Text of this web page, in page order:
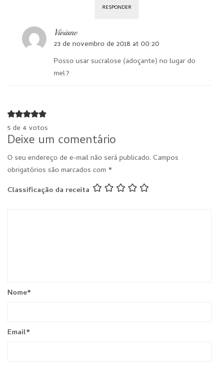
RESPONDER
Viviane
23 de novembro de 2018 at 00:20
Posso usar sucralose (adoçante) no lugar do
mel?
5 de 4 votos
Deixe um comentário
O seu endereço de e-mail não será publicado. Campos
obrigatórios são marcados com *
Classificação da receita
Nome*
Email*